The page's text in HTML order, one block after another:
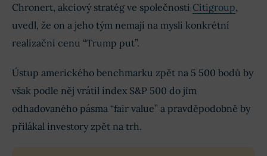
Chronert, akciový stratég ve společnosti Citigroup,
uvedl, že on a jeho tým nemají na mysli konkrétní
realizační cenu “Trump put”.
Ústup amerického benchmarku zpět na 5 500 bodů by
však podle něj vrátil index S&P 500 do jím
odhadovaného pásma “fair value” a pravděpodobně by
přilákal investory zpět na trh.